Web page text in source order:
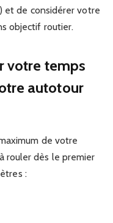
et de considérer votre
objectif routier.
votre temps
autotour
de votre
rouler dès le premier
: